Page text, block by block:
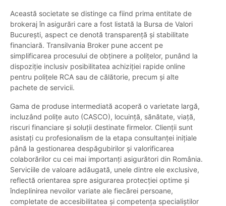
Această societate se distinge ca fiind prima entitate de
brokeraj în asigurări care a fost listată la Bursa de Valori
București, aspect ce denotă transparență și stabilitate
financiară. Transilvania Broker pune accent pe
simplificarea procesului de obținere a polițelor, punând la
dispoziție inclusiv posibilitatea achiziției rapide online
pentru polițele RCA sau de călătorie, precum și alte
pachete de servicii.
Gama de produse intermediată acoperă o varietate largă,
incluzând polițe auto (CASCO), locuință, sănătate, viață,
riscuri financiare și soluții destinate firmelor. Clienții sunt
asistați cu profesionalism de la etapa consultanței inițiale
până la gestionarea despăgubirilor și valorificarea
colaborărilor cu cei mai importanți asigurători din România.
Serviciile de valoare adăugată, unele dintre ele exclusive,
reflectă orientarea spre asigurarea protecției optime și
îndeplinirea nevoilor variate ale fiecărei persoane,
completate de accesibilitatea și competența specialiștilor